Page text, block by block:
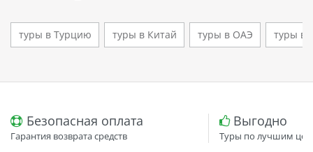
туры в Турцию туры в Китай туры в ОАЭ туры в
Безопасная оплата
Гарантия возврата средств
Выгодно
Туры по лучшим